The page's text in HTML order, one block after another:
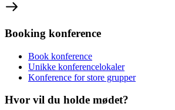
Booking konference
Book konference
Unikke konferencelokaler
Konference for store grupper
Hvor vil du holde mødet?